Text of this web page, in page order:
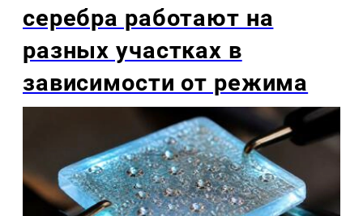
серебра работают на
разных участках в
зависимости от режима